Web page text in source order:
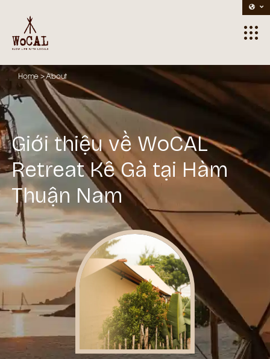
Giới thiệu về WoCAL
Retreat Kê Gà tại Hàm
Thuận Nam
Home > About